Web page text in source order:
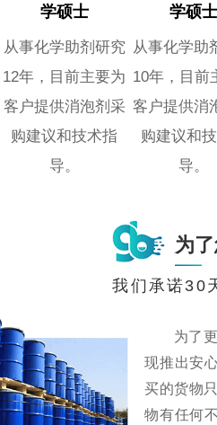
学硕士
从事化学助剂研究
12年，目前主要为
客户提供消泡剂采
购建议和技术指
导。
学硕士
从事化学助
10年，目前
客户提供消
购建议和
导。
为
我们承诺30
为了
现推出安
买的货物
物有任何